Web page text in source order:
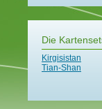
Die
Kirgisistan
Tian-Shan